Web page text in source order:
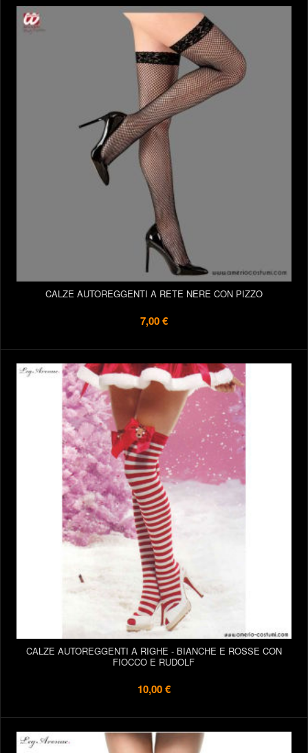
CALZE AUTOREGGENTI A RETE NERE CON PIZZO
7,00 €
CALZE AUTOREGGENTI A RIGHE - BIANCHE E ROSSE CON
FIOCCO E RUDOLF
10,00 €